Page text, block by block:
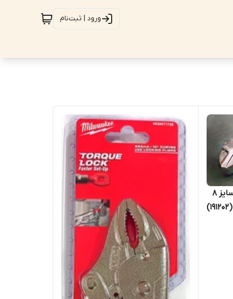
ورود | ثبت‌نام
آچار فرانسه هوتچ (Hoteche) سایز 8
اینچ / 200 میلیمتر کد محصول (191202)